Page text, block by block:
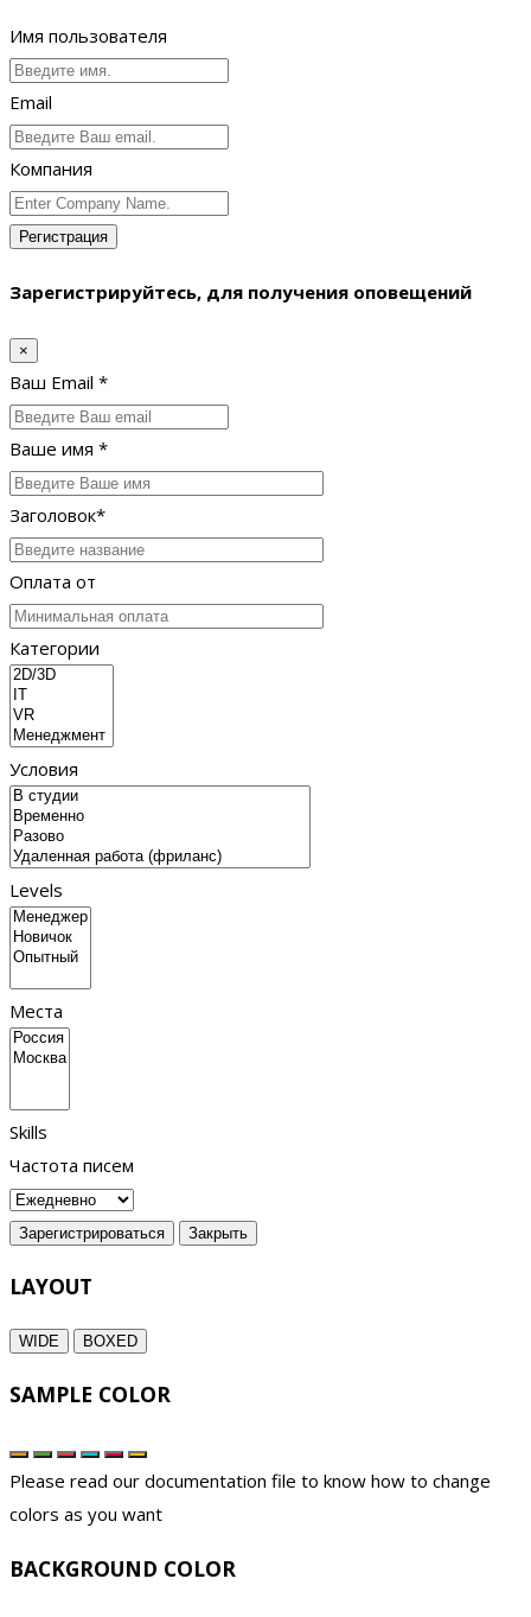
Имя пользователя
Email
Компания
Регистрация
Зарегистрируйтесь, для получения оповещений
×
Ваш Email *
Ваше имя *
Заголовок*
Оплата от
Категории
Условия
Levels
Места
Skills
Частота писем
Зарегистрироваться Закрыть
LAYOUT
WIDE BOXED
SAMPLE COLOR
Please read our documentation file to know how to change
colors as you want
BACKGROUND COLOR